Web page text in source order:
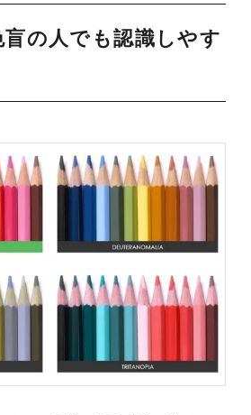
の人でも認識しやす